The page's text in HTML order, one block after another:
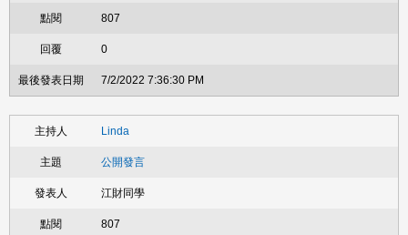
807
0
7/2/2022 7:36:30 PM
Linda
公開發言
江財同學
807